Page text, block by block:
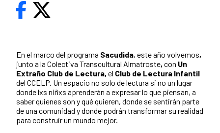
En el marco del programa Sacudida, este año volvemos,
junto a la Colectiva Transcultural Almatroste, con Un
Extraño Club de Lectura, el Club de Lectura Infantil
del CCELP. Un espacio no solo de lectura si no un lugar
donde lxs niñxs aprenderán a expresar lo que piensan, a
saber quienes son y qué quieren, donde se sentirán parte
de una comunidad y donde podrán transformar su realidad
para construir un mundo mejor.